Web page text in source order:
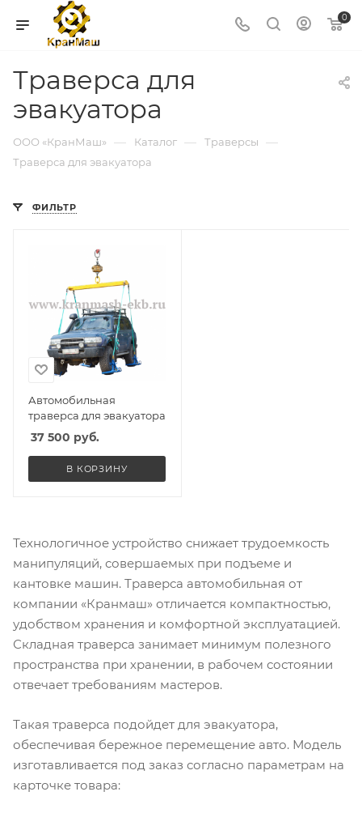
0
Траверса для
эвакуатора
ООО «КранМаш» — Каталог — Траверсы —
Траверса для эвакуатора
ФИЛЬТР
Автомобильная
траверса для эвакуатора
37 500 руб.
В КОРЗИНУ
Технологичное устройство снижает трудоемкость
манипуляций, совершаемых при подъеме и
кантовке машин. Траверса автомобильная от
компании «Кранмаш» отличается компактностью,
удобством хранения и комфортной эксплуатацией.
Складная траверса занимает минимум полезного
пространства при хранении, в рабочем состоянии
отвечает требованиям мастеров.
Такая траверса подойдет для эвакуатора,
обеспечивая бережное перемещение авто. Модель
изготавливается под заказ согласно параметрам на
карточке товара: